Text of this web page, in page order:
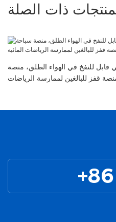
ذات الصلة
قابل للنفخ في الهواء الطلق، منصة
قفز للبالغين لممارسة الرياضات